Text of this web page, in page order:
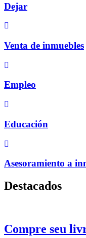
Dejar
Venta de inmuebles
Empleo
Educación
Asesoramiento a
Destacados
Compre seu